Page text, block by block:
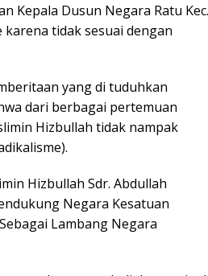
Kepala Dusun Negara Ratu Kec.
tidak sesuai dengan
yang di tuduhkan
dari berbagai pertemuan
Hizbullah tidak nampak
Hizbullah Sdr. Abdullah
Negara Kesatuan
Lambang Negara